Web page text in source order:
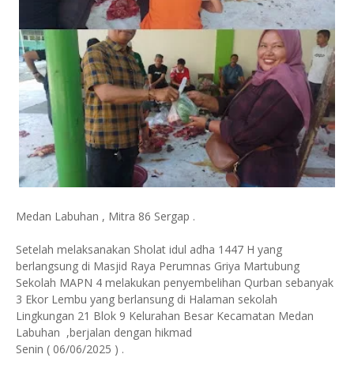
Medan Labuhan , Mitra 86 Sergap .
Setelah melaksanakan Sholat idul adha 1447 H yang
berlangsung di Masjid Raya Perumnas Griya Martubung
Sekolah MAPN 4 melakukan penyembelihan Qurban sebanyak
3 Ekor Lembu yang berlansung di Halaman sekolah
Lingkungan 21 Blok 9 Kelurahan Besar Kecamatan Medan
Labuhan ,berjalan dengan hikmad
Senin ( 06/06/2025 ) .